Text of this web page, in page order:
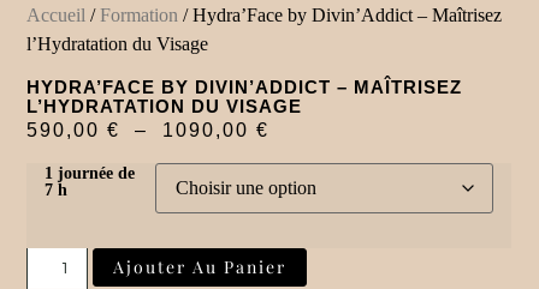
Accueil /Formation / Hydra’Face by Divin’Addict – Maîtrisez
l’Hydratation du Visage
HYDRA’FACE BY DIVIN’ADDICT – MAÎTRISEZ
L’HYDRATATION DU VISAGE
590,00€ – 1090,00€
1 journée de
7 h
Ajouter Au Panier